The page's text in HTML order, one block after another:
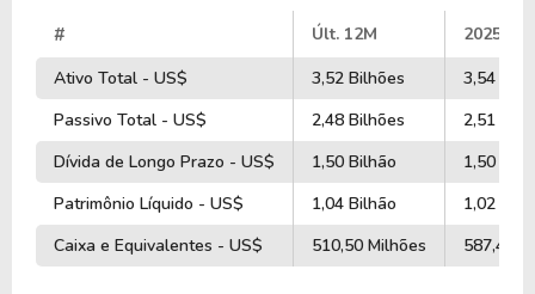
# Últ. 12M
2025
Ativo Total - US$
3,52 Bilhões
3,54
Passivo Total - US$
2,48 Bilhões
2,51
Dívida de Longo Prazo - US$
1,50 Bilhão
1,50
Patrimônio Líquido - US$
1,04 Bilhão
1,02
Caixa e Equivalentes - US$
510,50 Milhões 587,40